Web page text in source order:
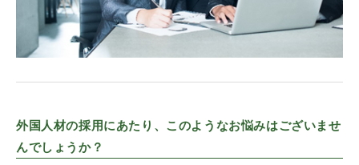
外国人材の採用にあたり、このようなお悩みはございませ
んでしょうか？